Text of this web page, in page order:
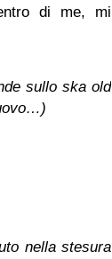
di me, mi
sullo ska old
nella stesura